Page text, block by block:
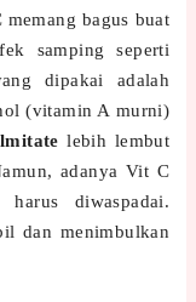
bagus buat
samping seperti
dipakai adalah
(vitamin A murni)
lebih lembut
adanya Vit C
harus diwaspadai.
dan menimbulkan